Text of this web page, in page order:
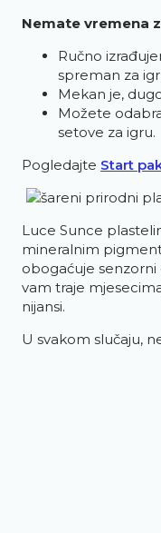
Nemate vremena
Ručno
spreman za
Mekan je,
Možete
setove za igru.
Pogledajte Start
Luce Sunce
mineralnim
obogaćuje senzorni
vam traje
nijansi.
U svakom slučaju,